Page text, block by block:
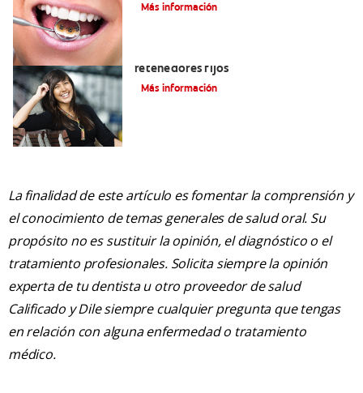
Más información
retenedores fijos
Más información
La finalidad de este artículo es fomentar la comprensión y
el conocimiento de temas generales de salud oral. Su
propósito no es sustituir la opinión, el diagnóstico o el
tratamiento profesionales. Solicita siempre la opinión
experta de tu dentista u otro proveedor de salud
Calificado y Dile siempre cualquier pregunta que tengas
en relación con alguna enfermedad o tratamiento
médico.